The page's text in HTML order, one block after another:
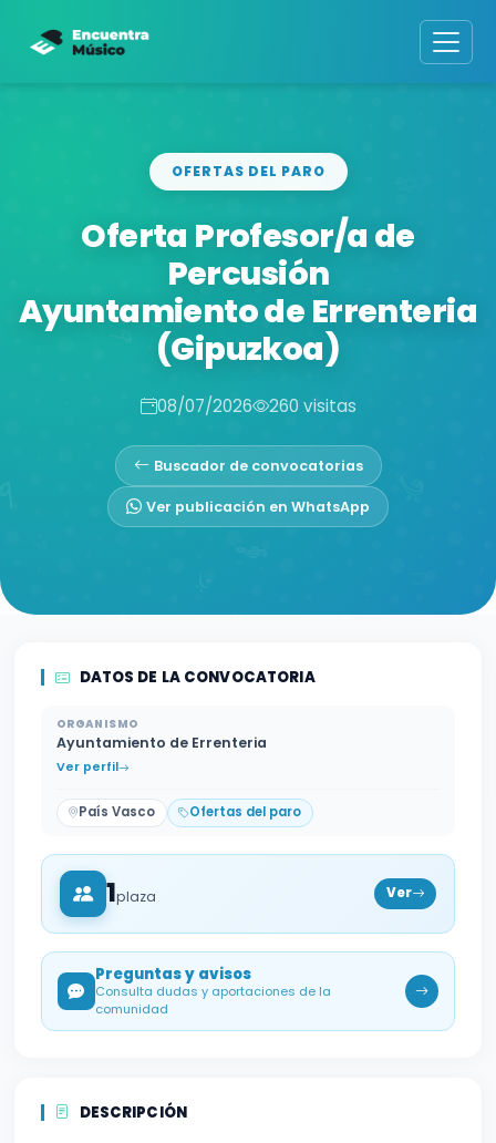
OFERTAS DEL PARO
Oferta Profesor/a de
Percusión
Ayuntamiento de Errenteria
(Gipuzkoa)
08/07/2026 260 visitas
Buscador de convocatorias
Ver publicación en WhatsApp
DATOS DE LA CONVOCATORIA
ORGANISMO
Ayuntamiento de Errenteria
Ver perfil
País Vasco Ofertas del paro
1plaza Ver
Preguntas y avisos
Consulta dudas y aportaciones de la
comunidad
DESCRIPCIÓN